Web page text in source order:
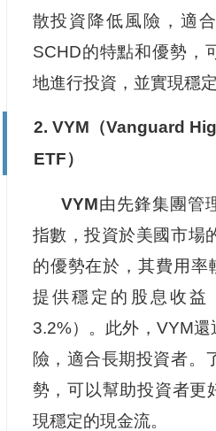
散投資降低風險，適
SCHD的特點和優勢，
地進行投資，並實現穩定
2. VYM（Vanguard
ETF）
VYM由先鋒集團管
指數，投資於美國市場
的優勢在於，其費用率
提供穩定的股息收益
3.2%）。此外，VYM
險，適合長期投資者。
勢，可以幫助投資者更
現穩定的現金流。